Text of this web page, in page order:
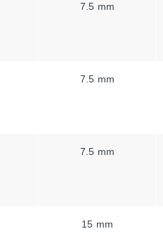
7.5 mm
7.5 mm
7.5 mm
15 mm